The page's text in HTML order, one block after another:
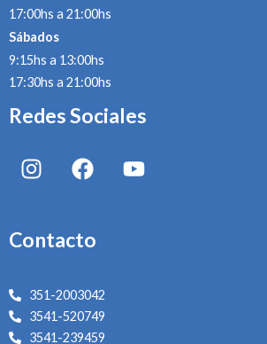
17:00hs a 21:00hs
Sábados
9:15hs a 13:00hs
17:30hs a 21:00hs
Redes Sociales
I
n
a
r
a
m
F
a
b
o
k
Y
o
Contacto
351-2003042
3541-520749
3541-239459